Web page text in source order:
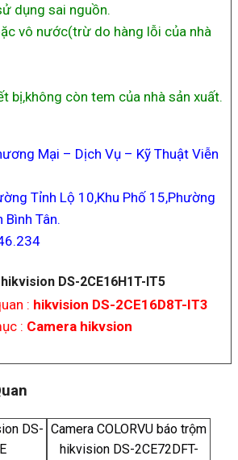
dụng sai nguồn.
vô nước(trừ do hàng lỗi của nhà
bị,không còn tem của nhà sản xuất.
Mại – Dịch Vụ – Kỹ Thuật Viễn
Tỉnh Lộ 10,Khu Phố 15,Phường
Bình Tân.
DS-2CE16H1T-IT5
: hikvision DS-2CE16D8T-IT3
: Camera hikvsion
DS- Camera COLORVU báo trộm
hikvision DS-2CE72DFT-